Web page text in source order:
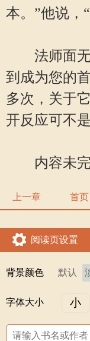
本。”他说，
法师面无
到成为您的
多次，关于
开反应可不
内容未完
上一章 首页
阅读页设置
背景颜色 默认
字体大小 小